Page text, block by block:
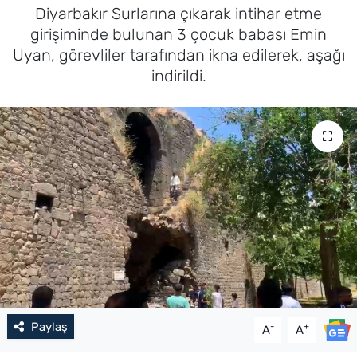
Diyarbakır Surlarına çıkarak intihar etme
girişiminde bulunan 3 çocuk babası Emin
Uyan, görevliler tarafından ikna edilerek, aşağı
indirildi.
Paylaş A- A+